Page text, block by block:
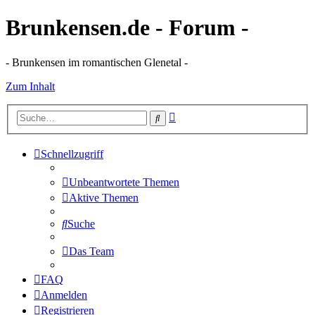
Brunkensen.de - Forum -
- Brunkensen im romantischen Glenetal -
Zum Inhalt
Suche
Schnellzugriff
Unbeantwortete Themen
Aktive Themen
Suche
Das Team
FAQ
Anmelden
Registrieren